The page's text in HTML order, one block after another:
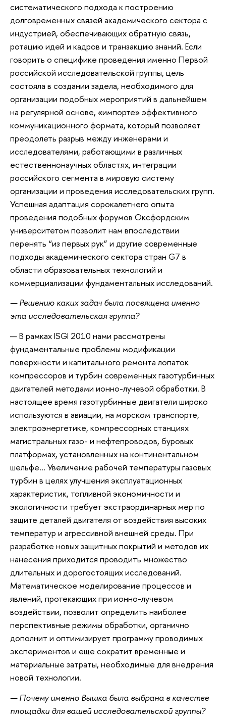
систематического подхода к построению
долговременных связей академического сектора с
индустрией, обеспечивающих обратную связь,
ротацию идей и кадров и транзакцию знаний. Если
говорить о специфике проведения именно Первой
российской исследовательской группы, цель
состояла в создании задела, необходимого для
организации подобных мероприятий в дальнейшем
на регулярной основе, «импорте» эффективного
коммуникационного формата, который позволяет
преодолеть разрыв между инженерами и
исследователями, работающими в различных
естественнонаучных областях, интеграции
российского сегмента в мировую систему
организации и проведения исследовательских групп.
Успешная адаптация сорокалетнего опыта
проведения подобных форумов Оксфордским
университетом позволит нам впоследствии
перенять “из первых рук” и другие современные
подходы академического сектора стран G7 в
области образовательных технологий и
коммерциализации фундаментальных исследований.
— Решению каких задач была посвящена именно
эта исследовательская группа?
— В рамках ISGI 2010 нами рассмотрены
фундаментальные проблемы модификации
поверхности и капитального ремонта лопаток
компрессоров и турбин современных газотурбинных
двигателей методами ионно-лучевой обработки. В
настоящее время газотурбинные двигатели широко
используются в авиации, на морском транспорте,
электроэнергетике, компрессорных станциях
магистральных газо- и нефтепроводов, буровых
платформах, установленных на континентальном
шельфе… Увеличение рабочей температуры газовых
турбин в целях улучшения эксплуатационных
характеристик, топливной экономичности и
экологичности требует экстраординарных мер по
защите деталей двигателя от воздействия высоких
температур и агрессивной внешней среды. При
разработке новых защитных покрытий и методов их
нанесения приходится проводить множество
длительных и дорогостоящих исследований.
Математическое моделирование процессов и
явлений, протекающих при ионно-лучевом
воздействии, позволит определить наиболее
перспективные режимы обработки, органично
дополнит и оптимизирует программу проводимых
экспериментов и еще сократит временные и
материальные затраты, необходимые для внедрения
новой технологии.
— Почему именно Вышка была выбрана в качестве
площадки для вашей исследовательской группы?